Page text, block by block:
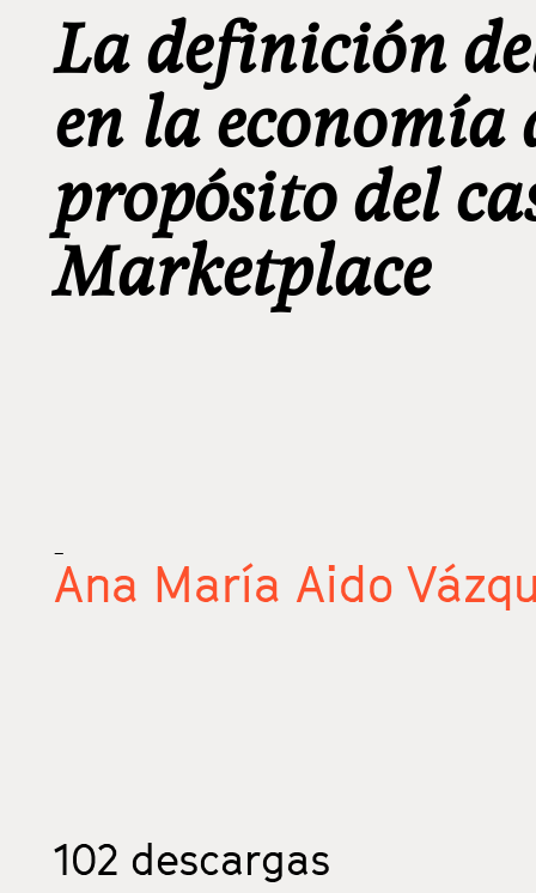
La definición
en la
propósito del
Marketplace
_
Ana María Aido
102 descargas